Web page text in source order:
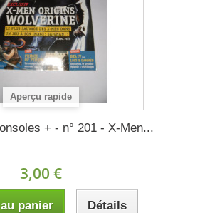
Aperçu rapide
+ - n° 201 - X-Men...
3,00 €
panier Détails